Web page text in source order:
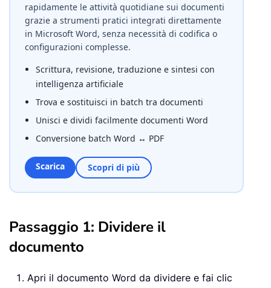
rapidamente le attività quotidiane sui documenti
grazie a strumenti pratici integrati direttamente
in Microsoft Word, senza necessità di codifica o
configurazioni complesse.
Scrittura, revisione, traduzione e sintesi con
intelligenza artificiale
Trova e sostituisci in batch tra documenti
Unisci e dividi facilmente documenti Word
Conversione batch Word ↔ PDF
Scarica Scopri di più
Passaggio 1: Dividere il
documento
Apri il documento Word da dividere e fai clic